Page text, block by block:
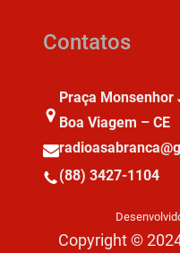
Contatos
Praça Monsenhor
Boa Viagem – CE
(88) 3427-1104
Copyright ©